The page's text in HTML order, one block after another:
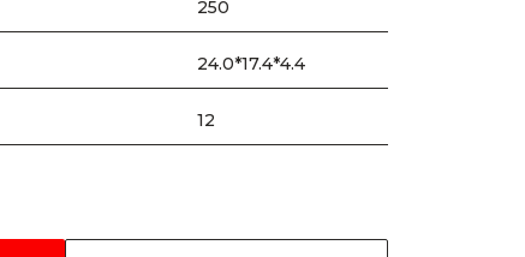
250
24.0*17.4*4.4
12